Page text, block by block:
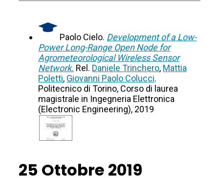
Paolo Cielo. Development of a Low-
Power Long-Range Open Node for
Agrometeorological Wireless Sensor
Network. Rel. Daniele Trinchero, Mattia
Poletti, Giovanni Paolo Colucci.
Politecnico di Torino, Corso di laurea
magistrale in Ingegneria Elettronica
(Electronic Engineering), 2019
25 Ottobre 2019